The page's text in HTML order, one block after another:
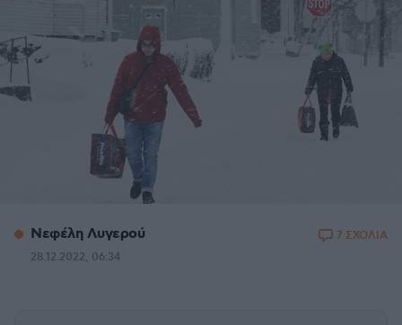
Νεφέλη Λυγερού
28.12.2022, 06:34
7 ΣΧΟΛΙΑ